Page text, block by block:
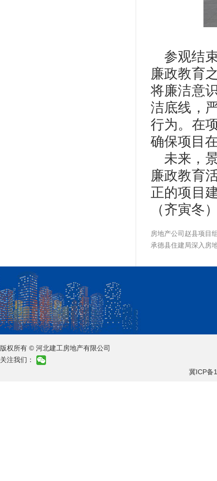
参观结
廉政教育
将廉洁意
洁底线，
行为。在
确保项目
未来，
廉政教育
正的项目
（齐寅冬
房地产公司赵县项目
承德县住建局深入房
版权所有 © 河北建工房地产有限公司
关注我们：
冀ICP备